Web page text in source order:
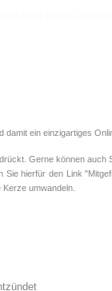
ein einzigartiges
Gerne können auch
hierfür den Link
umwandeln.